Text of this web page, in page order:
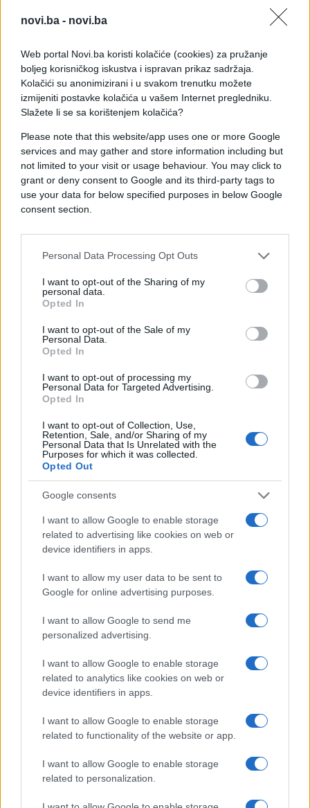
novi.ba - novi.ba
Web portal Novi.ba koristi kolačiće (cookies) za pružanje
boljeg korisničkog iskustva i ispravan prikaz sadržaja.
Kolačići su anonimizirani i u svakom trenutku možete
izmijeniti postavke kolačića u vašem Internet pregledniku.
Slažete li se sa korištenjem kolačića?
Please note that this website/app uses one or more Google
services and may gather and store information including but
not limited to your visit or usage behaviour. You may click to
grant or deny consent to Google and its third-party tags to
use your data for below specified purposes in below Google
consent section.
Personal Data Processing Opt Outs
I want to opt-out of the Sharing of my
personal data.
Opted In
I want to opt-out of the Sale of my
Personal Data.
Opted In
I want to opt-out of processing my
Personal Data for Targeted Advertising.
Opted In
I want to opt-out of Collection, Use,
Retention, Sale, and/or Sharing of my
Personal Data that Is Unrelated with the
Purposes for which it was collected.
Opted Out
Google consents
I want to allow Google to enable storage
related to advertising like cookies on web or
device identifiers in apps.
I want to allow my user data to be sent to
Google for online advertising purposes.
I want to allow Google to send me
personalized advertising.
I want to allow Google to enable storage
related to analytics like cookies on web or
device identifiers in apps.
I want to allow Google to enable storage
related to functionality of the website or app.
I want to allow Google to enable storage
related to personalization.
#policija
#odvikavanje #Metra
#Metamfetina